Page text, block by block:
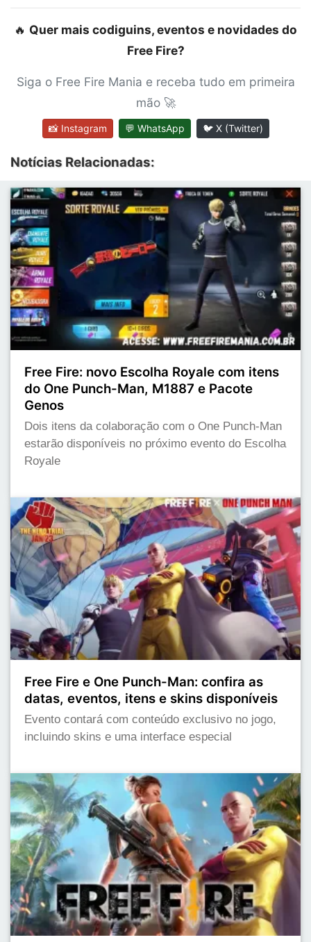
🔥 Quer mais codiguins, eventos e novidades do
Free Fire?
Siga o Free Fire Mania e receba tudo em primeira
mão 🚀
📸 Instagram 💬 WhatsApp 🐦 X (Twitter)
Notícias Relacionadas:
Free Fire: novo Escolha Royale com itens
do One Punch-Man, M1887 e Pacote
Genos
Dois itens da colaboração com o One Punch-Man
estarão disponíveis no próximo evento do Escolha
Royale
Free Fire e One Punch-Man: confira as
datas, eventos, itens e skins disponíveis
Evento contará com conteúdo exclusivo no jogo,
incluindo skins e uma interface especial